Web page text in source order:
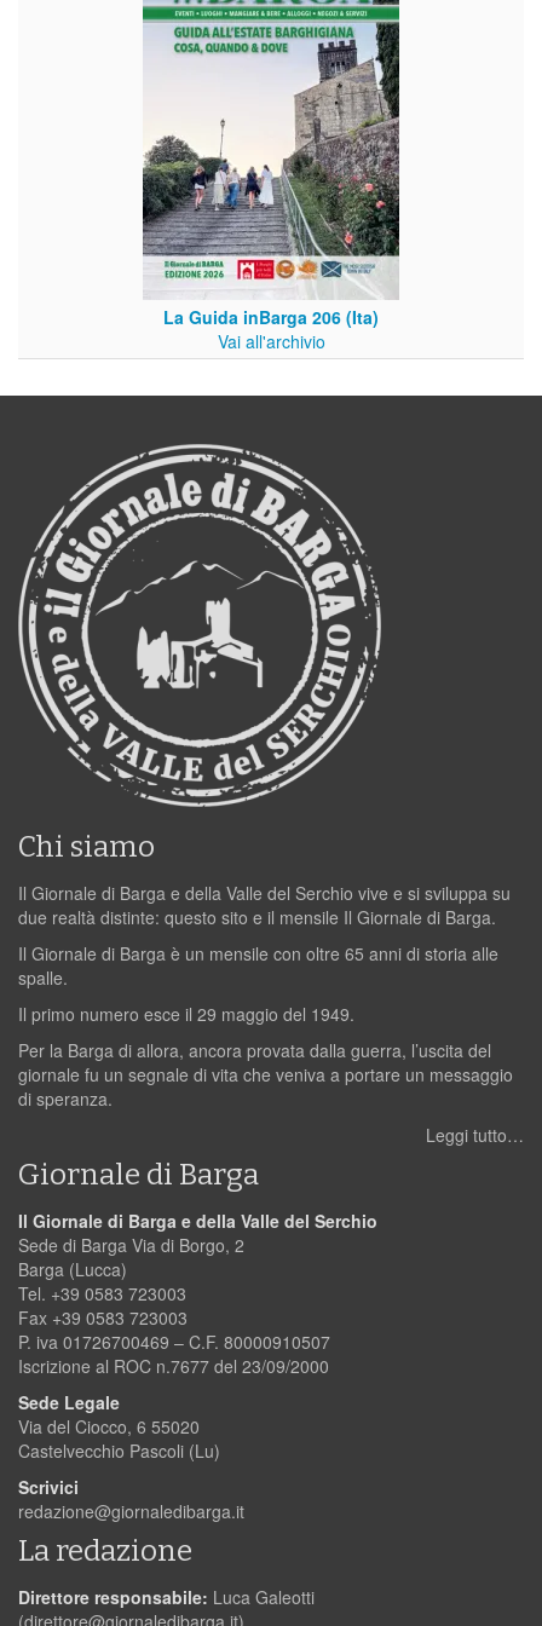
La Guida inBarga 206 (Ita)
Vai all'archivio
Chi siamo
Il Giornale di Barga e della Valle del Serchio vive e si sviluppa su
due realtà distinte: questo sito e il mensile Il Giornale di Barga.
Il Giornale di Barga è un mensile con oltre 65 anni di storia alle
spalle.
Il primo numero esce il 29 maggio del 1949.
Per la Barga di allora, ancora provata dalla guerra, l’uscita del
giornale fu un segnale di vita che veniva a portare un messaggio
di speranza.
Leggi tutto…
Giornale di Barga
Il Giornale di Barga e della Valle del Serchio
Sede di Barga Via di Borgo, 2
Barga (Lucca)
Tel. +39 0583 723003
Fax +39 0583 723003
P. iva 01726700469 – C.F. 80000910507
Iscrizione al ROC n.7677 del 23/09/2000
Sede Legale
Via del Ciocco, 6 55020
Castelvecchio Pascoli (Lu)
Scrivici
redazione@giornaledibarga.it
La redazione
Direttore responsabile: Luca Galeotti